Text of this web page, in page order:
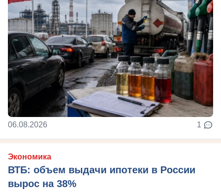
06.08.2026 1
Экономика
ВТБ: объем выдачи ипотеки в России
вырос на 38%